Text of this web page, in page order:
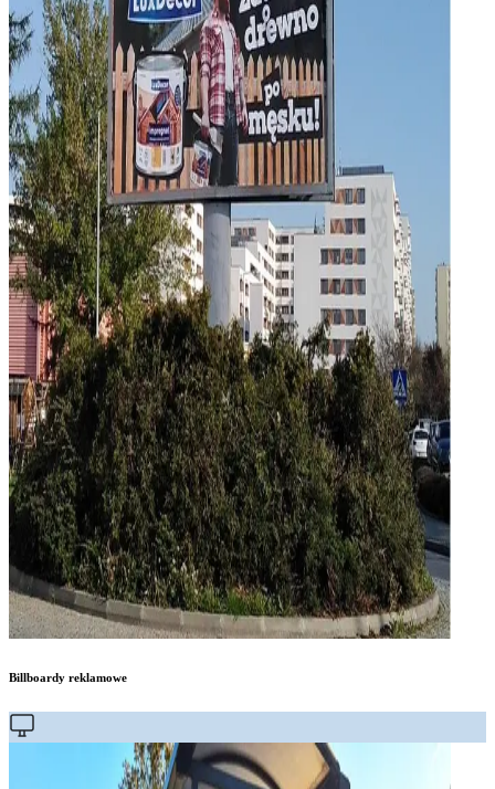
Billboardy reklamowe